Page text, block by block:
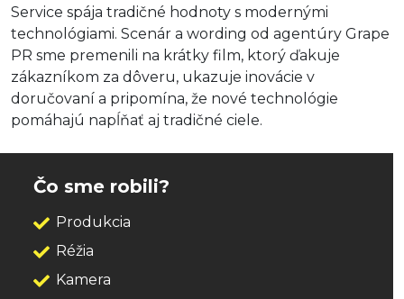
Service spája tradičné hodnoty s modernými
technológiami. Scenár a wording od agentúry Grape
PR sme premenili na krátky film, ktorý ďakuje
zákazníkom za dôveru, ukazuje inovácie v
doručovaní a pripomína, že nové technológie
pomáhajú napĺňať aj tradičné ciele.
Čo sme robili?
Produkcia
Réžia
Kamera